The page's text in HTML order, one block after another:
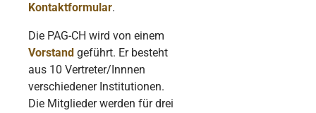
Kontaktformular.
Die PAG-CH wird von einem
Vorstand geführt. Er besteht
aus 10 Vertreter/Innnen
verschiedener Institutionen.
Die Mitglieder werden für drei